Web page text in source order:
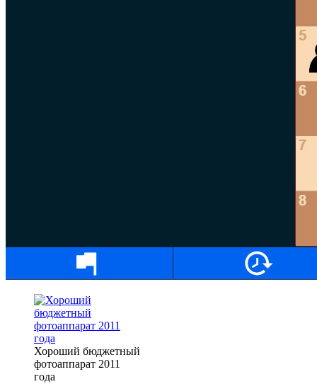
Хороший бюджетный
фотоаппарат 2011
года